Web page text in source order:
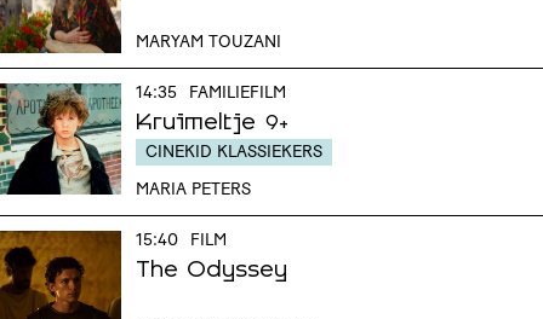
MARYAM TOUZANI
14:35 FAMILIEFILM
Kruimeltje 9+
CINEKID KLASSIEKERS
MARIA PETERS
15:40 FILM
The Odyssey